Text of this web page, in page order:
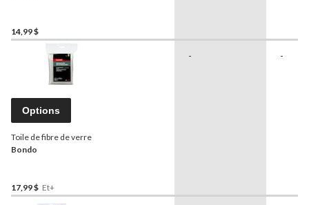
14,99 $
Options
Toile de fibre de verre
Bondo
17,99 $ Et+
- -